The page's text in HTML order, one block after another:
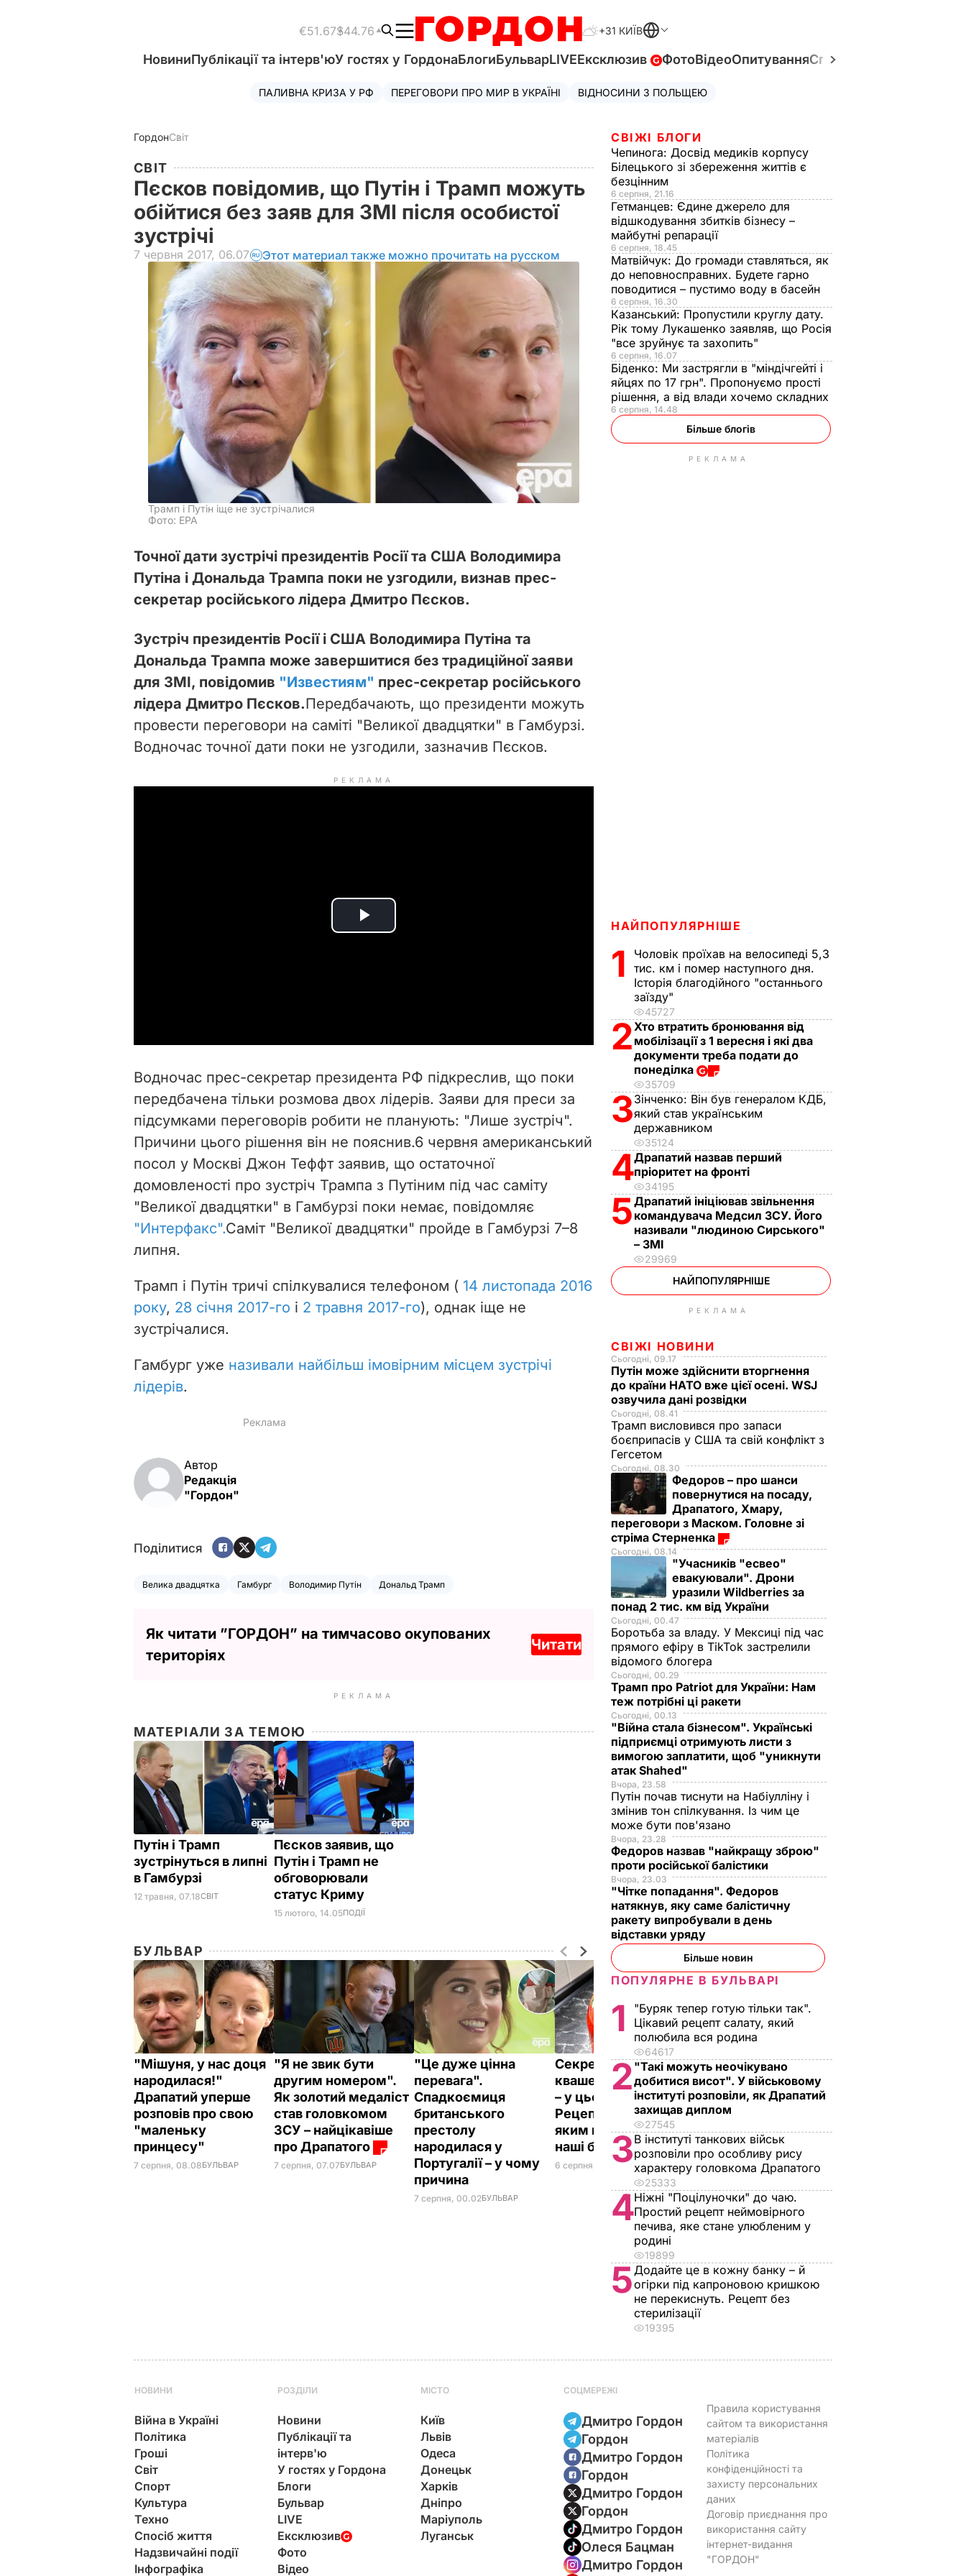
€51.67$44.76 +31 КИЇВ
НовиниПублікації та інтерв'юУ гостях у ГордонаБлогиБульварLIVEЕксклюзив ФотоВідеоОпитуванняСпецпроєкти
ПАЛИВНА КРИЗА У РФ ПЕРЕГОВОРИ ПРО МИР В УКРАЇНІ ВІДНОСИНИ З ПОЛЬЩЕЮ
ГордонСвіт
СВІТ
Пєсков повідомив, що Путін і Трамп можуть
обійтися без заяв для ЗМІ після особистої
зустрічі
7 червня 2017, 06.07 Этот материал также можно прочитать на русском
Трамп і Путін іще не зустрічалися
Фото: EPA
Точної дати зустрічі президентів Росії та США Володимира
Путіна і Дональда Трампа поки не узгодили, визнав прес-
секретар російського лідера Дмитро Пєсков.
Зустріч президентів Росії і США Володимира Путіна та
Дональда Трампа може завершитися без традиційної заяви
для ЗМІ, повідомив "Известиям" прес-секретар російського
лідера Дмитро Пєсков.Передбачають, що президенти можуть
провести переговори на саміті "Великої двадцятки" в Гамбурзі.
Водночас точної дати поки не узгодили, зазначив Пєсков.
РЕКЛАМА
P
i
d
e
o
Водночас прес-секретар президента РФ підкреслив, що поки
передбачена тільки розмова двох лідерів. Заяви для преси за
підсумками переговорів робити не планують: "Лише зустріч".
Причини цього рішення він не пояснив.6 червня американський
посол у Москві Джон Теффт заявив, що остаточної
домовленості про зустріч Трампа з Путіним під час саміту
"Великої двадцятки" в Гамбурзі поки немає, повідомляє
"Интерфакс".Саміт "Великої двадцятки" пройде в Гамбурзі 7–8
липня.
Трамп і Путін тричі спілкувалися телефоном ( 14 листопада 2016
року, 28 січня 2017-го і 2 травня 2017-го), однак іще не
зустрічалися.
Гамбург уже називали найбільш імовірним місцем зустрічі
лідерів.
Автор
Редакція
"Гордон"
Поділитися
Велика двадцятка Гамбург Володимир Путін Дональд Трамп
Як читати ”ГОРДОН” на тимчасово окупованих
територіях
Читати
РЕКЛАМА
МАТЕРІАЛИ ЗА ТЕМОЮ
Путін і Трамп
зустрінуться в липні
в Гамбурзі
12 травня, 07.18СВІТ
Пєсков заявив, що
Путін і Трамп не
обговорювали
статус Криму
15 лютого, 14.05ПОДІЇ
БУЛЬВАР
"Мішуня, у нас доця
народилася!"
Драпатий уперше
розповів про свою
"маленьку
принцесу"
7 серпня, 08.08БУЛЬВАР
"Я не звик бути
другим номером".
Як золотий медаліст
став головкомом
ЗСУ – найцікавіше
про Драпатого
7 серпня, 07.07БУЛЬВАР
"Це дуже цінна
перевага".
Спадкоємиця
британського
престолу
народилася у
Португалії – у чому
причина
7 серпня, 00.02БУЛЬВАР
Секрет пружності
квашених помідорів
– у цьому листі.
Рецепт без оцту, за
яким готували ще
наші бабусі
6 серпня, 23.14БУЛЬВАР
"На це навіть ніяково
дивитися". Шоу з
русалками у
відомому ресторані
обурило мережу.
Відео
6 серпня, 21.38 БУЛЬВАР
СВІЖІ БЛОГИ
Чепинога: Досвід медиків корпусу
Білецького зі збереження життів є
безцінним
6 серпня, 21.16
Гетманцев: Єдине джерело для
відшкодування збитків бізнесу –
майбутні репарації
6 серпня, 18.45
Матвійчук: До громади ставляться, як
до неповносправних. Будете гарно
поводитися – пустимо воду в басейн
6 серпня, 16.30
Казанський: Пропустили круглу дату.
Рік тому Лукашенко заявляв, що Росія
"все зруйнує та захопить"
6 серпня, 16.07
Біденко: Ми застрягли в "міндічгейті і
яйцях по 17 грн". Пропонуємо прості
рішення, а від влади хочемо складних
6 серпня, 14.48
Більше блогів
РЕКЛАМА
НАЙПОПУЛЯРНІШЕ
1
Чоловік проїхав на велосипеді 5,3
тис. км і помер наступного дня.
Історія благодійного "останнього
заїзду"
45727
2Хто втратить бронювання від
мобілізації з 1 вересня і які два
документи треба подати до
понеділка
35709
3Зінченко: Він був генералом КДБ,
який став українським
державником
35124
4Драпатий назвав перший
пріоритет на фронті
34195
5Драпатий ініціював звільнення
командувача Медсил ЗСУ. Його
називали "людиною Сирського"
– ЗМІ
29969
НАЙПОПУЛЯРНІШЕ
РЕКЛАМА
СВІЖІ НОВИНИ
Сьогодні, 09.17
Путін може здійснити вторгнення
до країни НАТО вже цієї осені. WSJ
озвучила дані розвідки
Сьогодні, 08.41
Трамп висловився про запаси
боєприпасів у США та свій конфлікт з
Гегсетом
Сьогодні, 08.30
Федоров – про шанси
повернутися на посаду,
Драпатого, Хмару,
переговори з Маском. Головне зі
стріма Стерненка
Сьогодні, 08.14
"Учасників "есвео"
евакуювали". Дрони
уразили Wildberries за
понад 2 тис. км від України
Сьогодні, 00.47
Боротьба за владу. У Мексиці під час
прямого ефіру в TikTok застрелили
відомого блогера
Сьогодні, 00.29
Трамп про Patriot для України: Нам
теж потрібні ці ракети
Сьогодні, 00.13
"Війна стала бізнесом". Українські
підприємці отримують листи з
вимогою заплатити, щоб "уникнути
атак Shahed"
Вчора, 23.58
Путін почав тиснути на Набіулліну і
змінив тон спілкування. Із чим це
може бути пов'язано
Вчора, 23.28
Федоров назвав "найкращу зброю"
проти російської балістики
Вчора, 23.03
"Чітке попадання". Федоров
натякнув, яку саме балістичну
ракету випробували в день
відставки уряду
Більше новин
ПОПУЛЯРНЕ В БУЛЬВАРІ
1
"Буряк тепер готую тільки так".
Цікавий рецепт салату, який
полюбила вся родина
64617
2 "Такі можуть неочікувано
добитися висот". У військовому
інституті розповіли, як Драпатий
захищав диплом
27545
3В інституті танкових військ
розповіли про особливу рису
характеру головкома Драпатого
25333
4Ніжні "Поцілуночки" до чаю.
Простий рецепт неймовірного
печива, яке стане улюбленим у
родині
19899
5Додайте це в кожну банку – й
огірки під капроновою кришкою
не перекиснуть. Рецепт без
стерилізації
19395
НОВИНИ
Війна в Україні
Політика
Гроші
Світ
Спорт
Культура
Техно
Спосіб життя
Надзвичайні події
Інфографіка
РОЗДІЛИ
Новини
Публікації та
інтерв'ю
У гостях у Гордона
Блоги
Бульвар
LIVE
Ексклюзив
Фото
Відео
МІСТО
Київ
Львів
Одеса
Донецьк
Харків
Дніпро
Маріуполь
Луганськ
СОЦМЕРЕЖІ
Дмитро Гордон
Гордон
Дмитро Гордон
Гордон
Дмитро Гордон
Гордон
Дмитро Гордон
Олеся Бацман
Дмитро Гордон
Правила користування
сайтом та використання
матеріалів
Політика
конфіденційності та
захисту персональних
даних
Договір приєднання про
використання сайту
інтернет-видання
"ГОРДОН"